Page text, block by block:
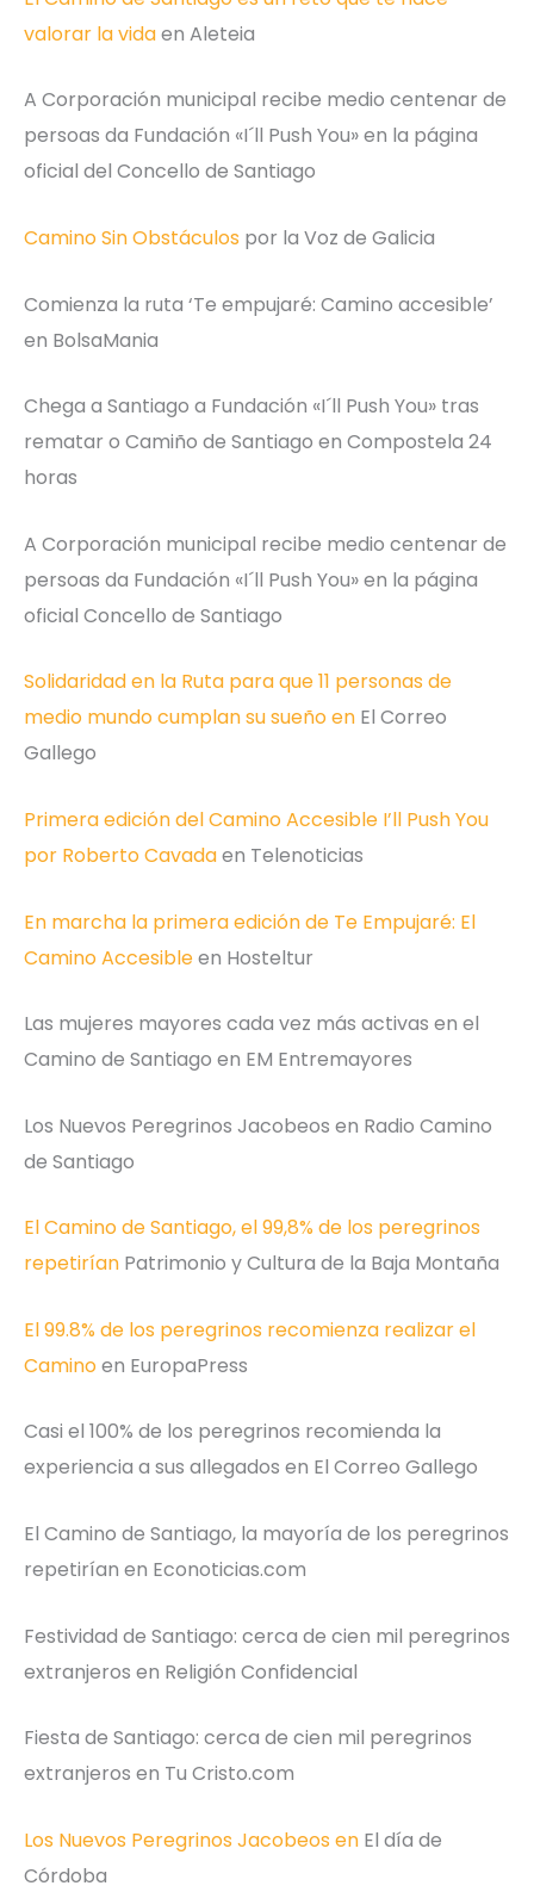
valorar la vidaen Aleteia
A Corporación municipal recibe medio centenar de
persoas da Fundación «I´ll Push You» en la página
oficial del Concello de Santiago
Camino Sin Obstáculos por la Voz de Galicia
Comienza la ruta ‘Te empujaré: Camino accesible’
en BolsaMania
Chega a Santiago a Fundación «I´ll Push You» tras
rematar o Camiño de Santiago en Compostela 24
horas
A Corporación municipal recibe medio centenar de
persoas da Fundación «I´ll Push You» en la página
oficial Concello de Santiago
Solidaridad en la Ruta para que 11 personas de
medio mundo cumplan su sueño en El Correo
Gallego
Primera edición del Camino Accesible I’ll Push You
por Roberto Cavadaen Telenoticias
En marcha la primera edición de Te Empujaré: El
Camino Accesibleen Hosteltur
Las mujeres mayores cada vez más activas en el
Camino de Santiago en EM Entremayores
Los Nuevos Peregrinos Jacobeos en Radio Camino
de Santiago
El Camino de Santiago, el 99,8% de los peregrinos
repetirían Patrimonio y Cultura de la Baja Montaña
El 99.8% de los peregrinos recomienza realizar el
Caminoen EuropaPress
Casi el 100% de los peregrinos recomienda la
experiencia a sus allegados en El Correo Gallego
El Camino de Santiago, la mayoría de los peregrinos
repetirían en Econoticias.com
Festividad de Santiago: cerca de cien mil peregrinos
extranjeros en Religión Confidencial
Fiesta de Santiago: cerca de cien mil peregrinos
extranjeros en Tu Cristo.com
Los Nuevos Peregrinos Jacobeos en El día de
Córdoba